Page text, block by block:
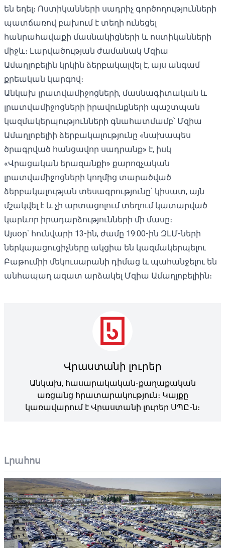
Լրահոս
են եղել։ Ոստիկանների սադրիչ գործողությունների
պատճառով բախում է տեղի ունեցել
հանրահավաքի մասնակիցների և ոստիկանների
միջև։ Լարվածության ժամանակ Մզիա
Ամաղլոբելին կրկին ձերբակալվել է, այս անգամ
քրեական կարգով։
Անկախ լրատվամիջոցների, մասնագիտական ​​և
լրատվամիջոցների իրավունքների պաշտպան
կազմակերպությունների գնահատմամբ՝ Մզիա
Ամաղլոբելիի ձերբակալությունը «նախապես
ծրագրված հանցավոր սադրանք» է, իսկ
«Վրացական երազանքի» քարոզչական
լրատվամիջոցների կողմից տարածված
ձերբակալության տեսագրությունը՝ կիսատ, այն
մշակվել է և չի արտացոլում տեղում կատարված
կարևոր իրադարձությունների մի մասը։
Այսօր՝ հունվարի 13-ին, ժամը 19:00-ին ԶԼՄ-ների
ներկայացուցիչները ակցիա են կազմակերպելու
Բաթումիի մեկուսարանի դիմաց և պահանջելու են
անհապաղ ազատ արձակել Մզիա Ամաղլոբելիին։
Վրաստանի լուրեր
Անկախ, հասարակական-քաղաքական
առցանց հրատարակություն։ Կայքը
կառավարում է Վրաստանի լուրեր ՍՊԸ-ն։